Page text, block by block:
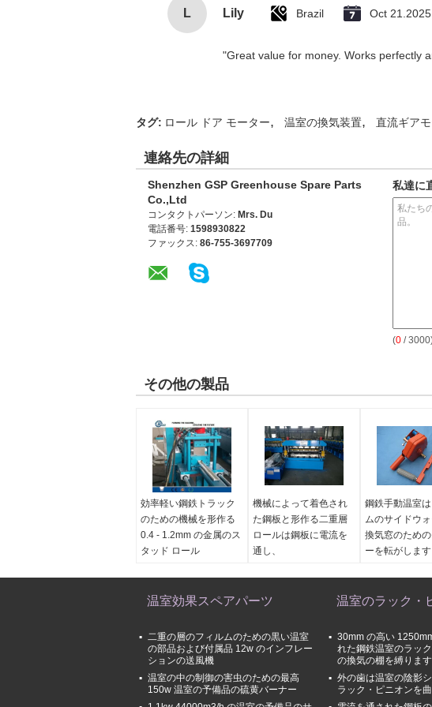
L Lily Brazil Oct 21.2025
"Great value for money. Works perfectly
タグ: ロール ドア モーター, 温室の換気装置, 直流ギア
連絡先の詳細
Shenzhen GSP Greenhouse Spare Parts
Co.,Ltd
コンタクトパーソン: Mrs. Du
電話番号: 1598930822
ファックス: 86-755-3697709
私達に
(0 /
その他の製品
効率軽い鋼鉄トラック
のための機械を形作る
0.4 - 1.2mm の金属のス
タッド ロール
機械によって着色され
た鋼板と形作る二重層
ロールは鋼板に電流を
通し、
鋼鉄手動温室
ムのサイドウ
換気窓のため
ーを転がします
温室効果スペアパーツ
二重の層のフィルムのための黒い温室
の部品および付属品 12w のインフレー
ションの送風機
温室の中の制御の害虫のための最高
150w 温室の予備品の硫黄バーナー
温室のラック・
30mm の高い
れた鋼鉄温室のラッ
の換気の棚を縛ります
外の歯は温室の陰影
ラック・ピニオンを